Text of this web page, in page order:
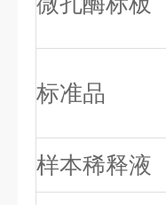
标准品
样本稀释液